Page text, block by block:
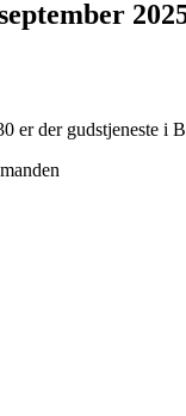
er der gudstjeneste i